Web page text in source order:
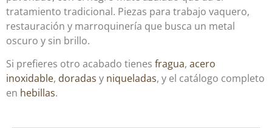
tratamiento tradicional. Piezas para trabajo vaquero,
restauración y marroquinería que busca un metal
oscuro y sin brillo.
Si prefieres otro acabado tienes fragua, acero
inoxidable, doradas y niqueladas, y el catálogo completo
en hebillas.